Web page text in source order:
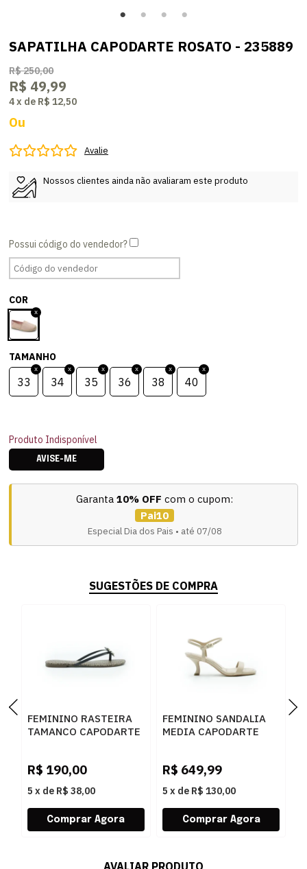
SAPATILHA CAPODARTE ROSATO - 235889
R$ 250,00
R$ 49,99
4x de R$ 12,50
Ou
Avalie
Nossos clientes ainda não avaliaram este produto
COR
TAMANHO
33 34 35 36 38 40
Produto Indisponível
AVISE-ME
Garanta 10% OFF com o cupom:
Pai10
Especial Dia dos Pais • até 07/08
SUGESTÕES DE COMPRA
FEMININO RASTEIRA
TAMANCO CAPODARTE
R$ 190,00
5 x de R$ 38,00
FEMININO SANDALIA
MEDIA CAPODARTE
R$ 649,99
5 x de R$ 130,00
AVALIAR PRODUTO